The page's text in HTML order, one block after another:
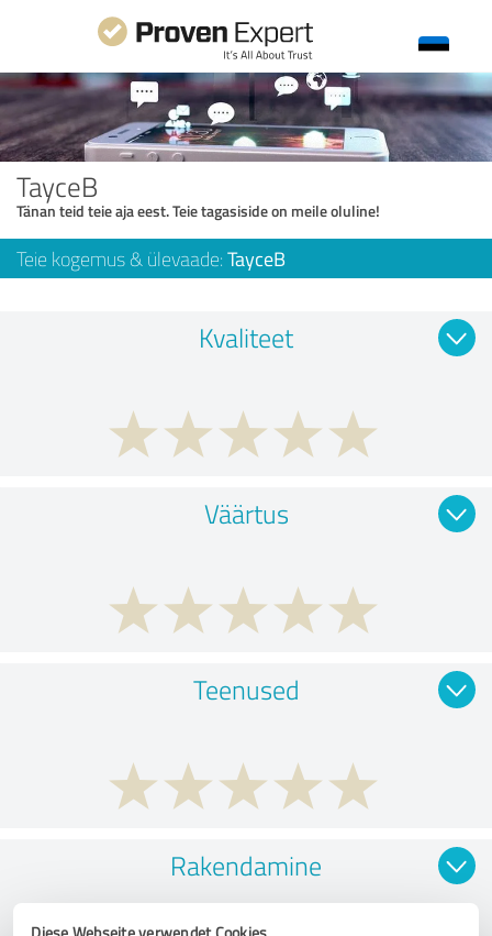
TayceB
Tänan teid teie aja eest. Teie tagasiside on meile oluline!
Teie kogemus & ülevaade: TayceB
Kvaliteet
Väärtus
Teenused
Rakendamine